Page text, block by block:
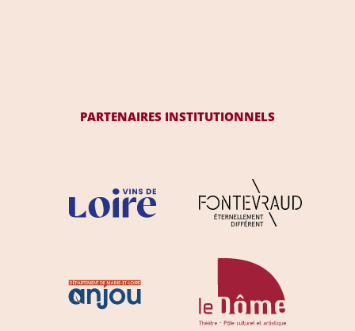
PARTENAIRES INSTITUTIONNELS